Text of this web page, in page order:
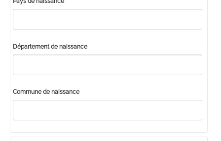
Département de naissance
Commune de naissance